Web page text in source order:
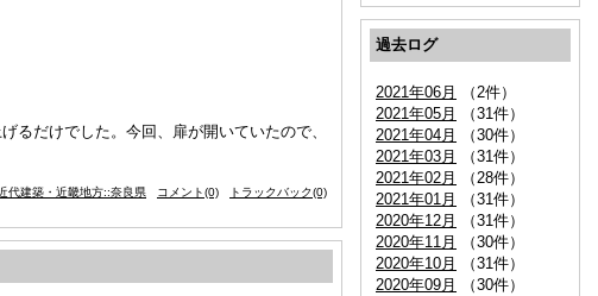
過去ログ
2021年06月
（2件）
2021年05月
（31件）
2021年04月
（30件）
2021年03月
（31件）
2021年02月
（28件）
2021年01月
（31件）
2020年12月
（31件）
2020年11月
（30件）
2020年10月
（31件）
2020年09月
（30件）
るだけでした。今回、扉が開いていたので、
代建築・近畿地方::奈良県 コメント(0) トラックバック(0)